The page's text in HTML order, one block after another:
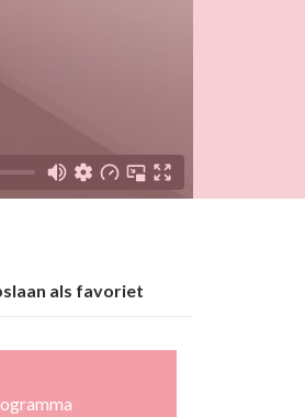
als favoriet